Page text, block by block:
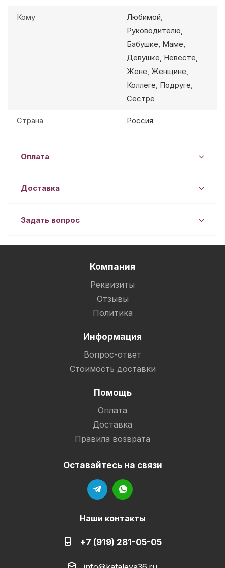
Кому
Любимой,
Руководителю,
Бабушке, Маме,
Девушке, Невесте,
Жене, Женщине,
Коллеге, Подруге,
Сестре
Страна Россия
Оплата
Доставка
Задать вопрос
Компания
Реквизиты
Отзывы
Политика
Информация
Вопрос-ответ
Стоимость доставки
Помощь
Оплата
Доставка
Правила возврата
Оставайтесь на связи
Наши контакты
+7 (919) 281-05-05